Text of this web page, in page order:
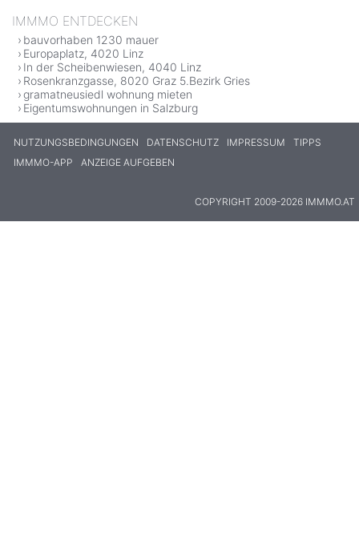
IMMMO ENTDECKEN
bauvorhaben 1230 mauer
Europaplatz, 4020 Linz
In der Scheibenwiesen, 4040 Linz
Rosenkranzgasse, 8020 Graz 5.Bezirk Gries
gramatneusiedl wohnung mieten
Eigentumswohnungen in Salzburg
NUTZUNGSBEDINGUNGEN DATENSCHUTZ IMPRESSUM
TIPPS
IMMMO-APP
ANZEIGE AUFGEBEN
COPYRIGHT 2009-2026 IMMMO.AT